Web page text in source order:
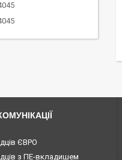
ЄВРО
з ПЕ-вкладишем